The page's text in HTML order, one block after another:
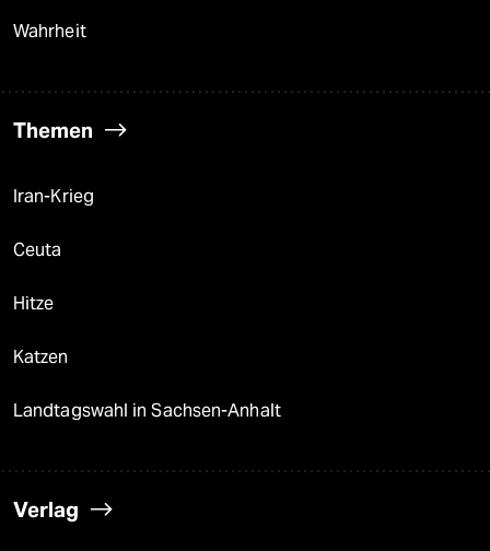
Wahrheit
Themen
Iran-Krieg
Ceuta
Hitze
Katzen
Landtagswahl in Sachsen-Anhalt
Verlag